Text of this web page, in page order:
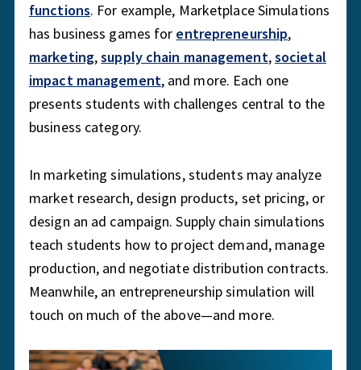
functions. For example, Marketplace Simulations
has business games for entrepreneurship,
marketing,supply chain management,societal
impact management, and more. Each one
presents students with challenges central to the
business category.
In marketing simulations, students may analyze
market research, design products, set pricing, or
design an ad campaign. Supply chain simulations
teach students how to project demand, manage
production, and negotiate distribution contracts.
Meanwhile, an entrepreneurship simulation will
touch on much of the above—and more.